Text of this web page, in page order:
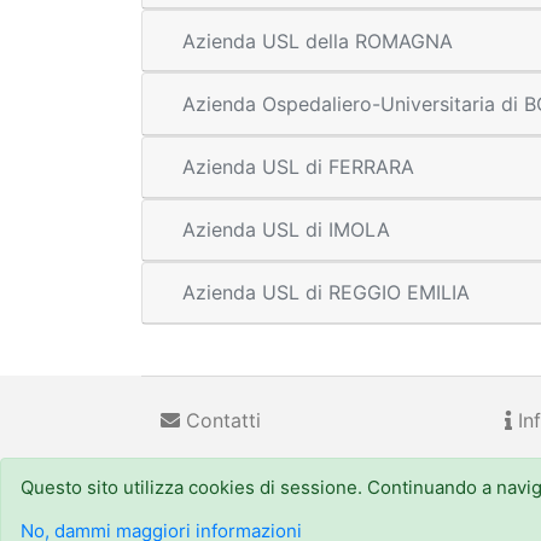
Azienda USL della ROMAGNA
Azienda Ospedaliero-Universitaria di
Azienda USL di FERRARA
Azienda USL di IMOLA
Azienda USL di REGGIO EMILIA
Contatti
Regione Emilia-Romagna(CF 800.625.903.79) -
URP - Numero Verde:
Questo sito utilizza cookies di sessione. Continuando a
No, dammi maggiori informazioni